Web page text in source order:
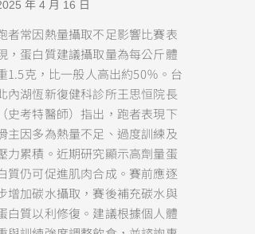
年 4 月 16 日
者常因熱量攝取不足影響比賽表
，蛋白質建議攝取量為每公斤體
1.5克，比一般人高出約50％。台
內湖恆新復健科診所王思恒院長
（史考特醫師）指出，跑者表現下
主因多為熱量不足、過度訓練及
力累積。近期研究顯示高劑量蛋
質仍可促進肌肉合成。賽前應逐
增加碳水攝取，賽後補充碳水與
白質以利修復。建議根據個人體